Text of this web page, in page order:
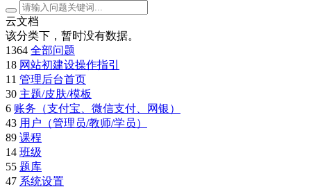
云文档
该分类下，暂时没有数据。
1364 全部问题
18 网站初建设操作指引
11 管理后台首页
30 主题/皮肤/模板
6 账务（支付宝、微信支付、网银）
43 用户（管理员/教师/学员）
89 课程
14 班级
55 题库
47 系统设置